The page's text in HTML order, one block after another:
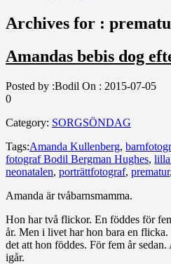
Archives for :
Amandas bebis dog
Posted by :Bodil On : 2015-07-05
0
Category: SORGSÖNDAG
Tags:Amanda Kullenberg,
fotograf Bodil Bergman Hughes, lilla
neonatalen, porträttfotograf, prematur,
Amanda är tvåbarnsmamma.
Hon har två flickor. En föddes för
år. Men i livet har hon bara en
det att hon föddes. För fem år
igår.